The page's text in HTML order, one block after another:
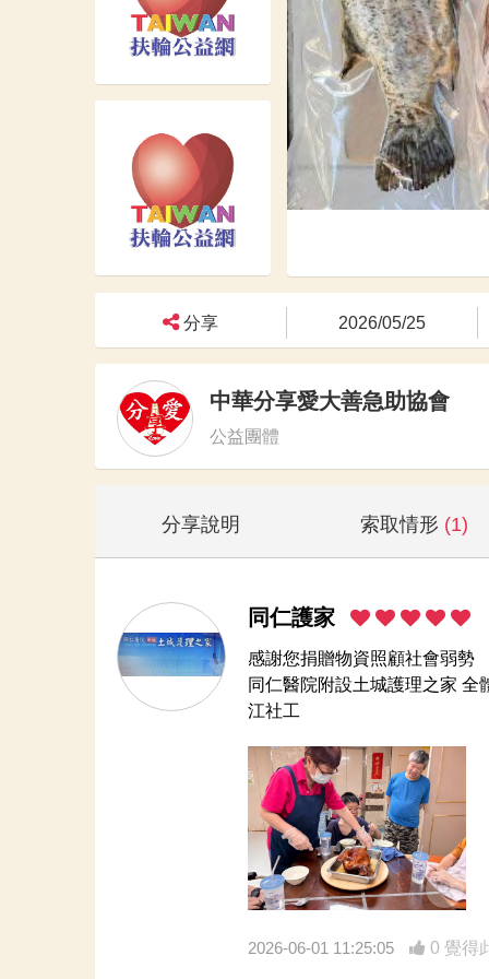
分享 2026/05/25
中華分享愛大善急助協會
公益團體
分享說明 索取情形 (1)
同仁護家
感謝您捐贈物資照顧社會弱勢
同仁醫院附設土城護理之家 全
江社工
2026-06-01 11:25:05 0 覺得